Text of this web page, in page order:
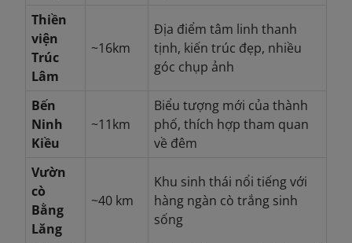
Thiền
viện
Trúc
Lâm
~16km
Địa điểm tâm linh thanh
tịnh, kiến trúc đẹp, nhiều
góc chụp ảnh
Bến
Ninh
Kiều
~11km
Biểu tượng mới của thành
phố, thích hợp tham quan
về đêm
Vườn
cò
Bằng
Lăng
~40 km
Khu sinh thái nổi tiếng với
hàng ngàn cò trắng sinh
sống